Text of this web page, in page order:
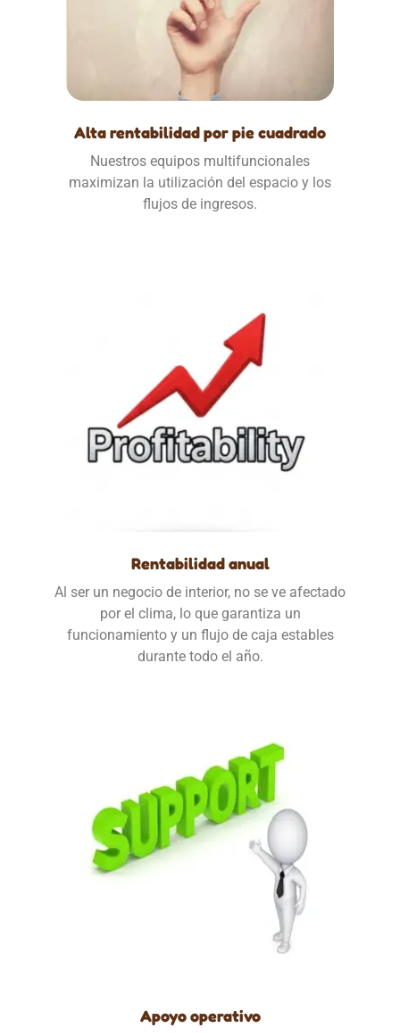
Alta rentabilidad por pie cuadrado
Nuestros equipos multifuncionales
maximizan la utilización del espacio y los
flujos de ingresos.
Rentabilidad anual
Al ser un negocio de interior, no se ve afectado
por el clima, lo que garantiza un
funcionamiento y un flujo de caja estables
durante todo el año.
Apoyo operativo